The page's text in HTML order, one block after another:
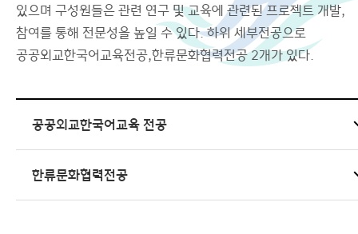
있으며 구성원들은 관련 연구 및 교육에 관련된 프로젝트 개발,
참여를 통해 전문성을 높일 수 있다. 하위 세부전공으로
공공외교한국어교육전공,한류문화협력전공 2개가 있다.
공공외교한국어교육 전공
한류문화협력전공